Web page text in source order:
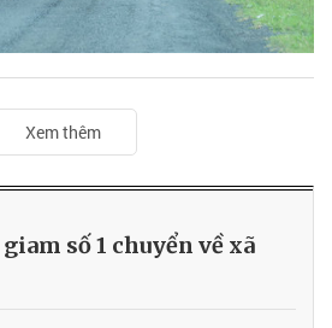
Xem thêm
số 1 chuyển về xã